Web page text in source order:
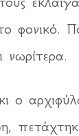
φονικό.
νωρίτερα.
ο